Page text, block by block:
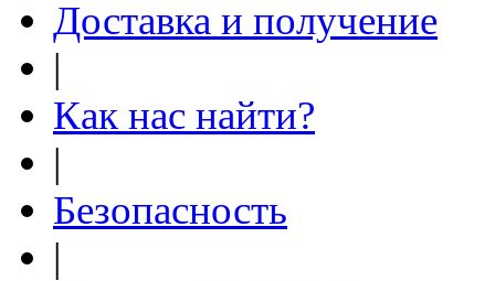
Доставка и получение
|
Как нас найти?
|
Безопасность
|